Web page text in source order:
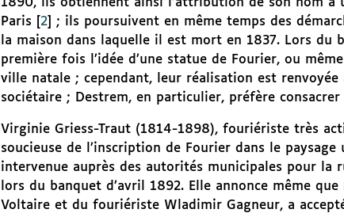
Paris
2]
; ils poursuivent en même temps des
la maison dans laquelle il est mort en 1837. Lors du
première fois l’idée d’une statue de Fourier, ou
ville natale ; cependant, leur réalisation est renvoyée
sociétaire ; Destrem, en particulier, préfère
Virginie Griess-Traut (1814-1898), fouriériste très
soucieuse de l’inscription de Fourier dans le
intervenue auprès des autorités municipales pour la
lors du banquet d’avril 1892. Elle annonce même
Voltaire et du fouriériste Wladimir Gagneur, a